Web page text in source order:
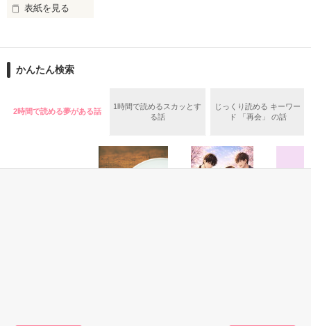
2026.6.5～2026.7.25
＊以前、公開していた話の改稿版です＊
表紙を見る
ションの企画戦略室で働いている。
めた、同期で恋人の石垣守（26）がいるのだが、後輩の姫原由
守と由羅から『便利屋雛子』と馬鹿にされ、一人こっそり泣い
た上、同居まで提案してきて──？
かんたん検索
2時間で読める夢がある話
1時間で読めるスカッとす
る話
じっくり読める キーワー
ド 「再会」 の話